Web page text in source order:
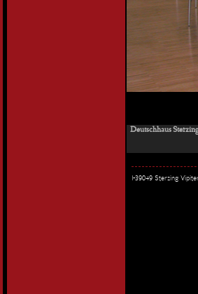
Deutschhaus
I-39049 Sterzing